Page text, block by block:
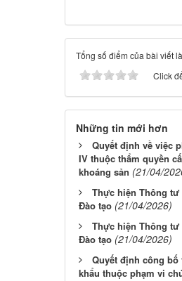
Tổng số điểm của bài viết
Click
Những tin mới hơn
Quyết định về việc
IV thuộc thẩm quyền
khoáng sản (21/04/
Thực hiện Thông tư
Đào tạo (21/04/2026)
Thực hiện Thông tư
Đào tạo (21/04/2026)
Quyết định công
khẩu thuộc phạm vi